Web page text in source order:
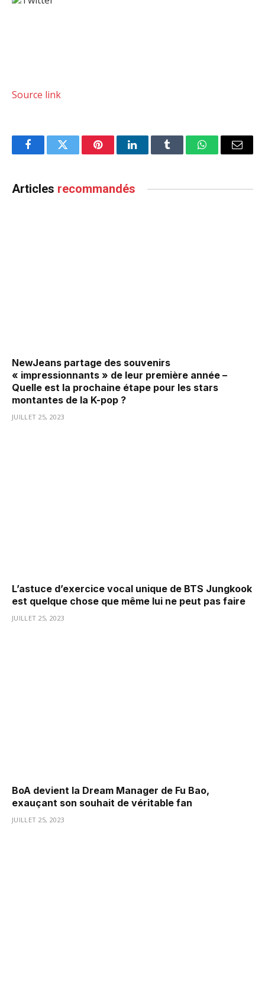
Source link
FacebookTwitter PinterestLinkedInTumblr WhatsAppEmail
Articles recommandés
NewJeans partage des souvenirs
« impressionnants » de leur première année –
Quelle est la prochaine étape pour les stars
montantes de la K-pop ?
JUILLET 25, 2023
L’astuce d’exercice vocal unique de BTS Jungkook
est quelque chose que même lui ne peut pas faire
JUILLET 25, 2023
BoA devient la Dream Manager de Fu Bao,
exauçant son souhait de véritable fan
JUILLET 25, 2023